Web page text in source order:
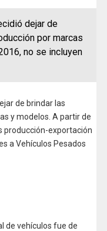
dejar de
por marcas
no se incluyen
de brindar las
y modelos. A partir de
producción-exportación
a Vehículos Pesados
de vehículos fue de